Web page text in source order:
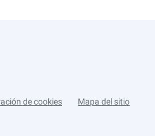
de cookies Mapa del sitio